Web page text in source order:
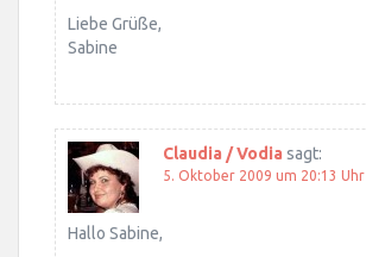
Liebe Grüße,
Sabine
Claudia / Vodia sagt:
5. Oktober 2009 um 20:13 Uhr
Hallo Sabine,